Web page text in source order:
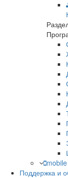
mobile
Поддержка и